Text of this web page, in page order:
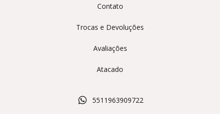
Contato
Trocas e Devoluções
Avaliações
Atacado
5511963909722